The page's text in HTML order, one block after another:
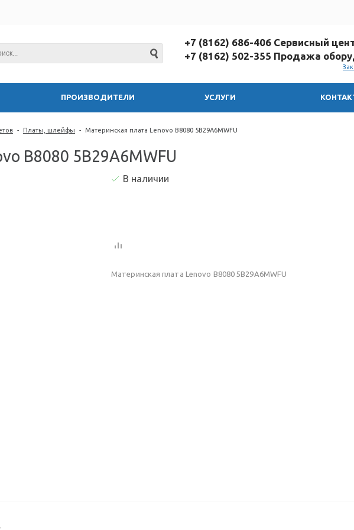
+7 (8162) 686-406 Сервисный
+7 (8162) 502-355 Продажа
ПРОИЗВОДИТЕЛИ УСЛУГИ
- Платы, шлейфы - Материнская плата Lenovo B8080 5B29A6MWFU
B8080 5B29A6MWFU
В наличии
Материнская плата Lenovo B8080 5B29A6MWFU